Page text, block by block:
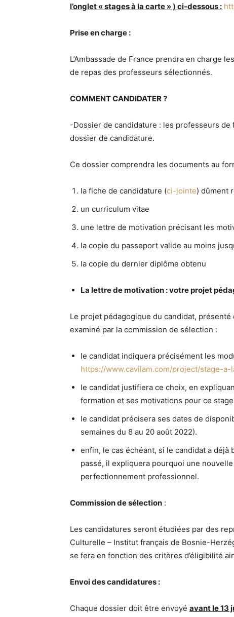
l’onglet « stages à la carte » ) ci-dessous :
Prise en charge :
L’Ambassade de France prendra en charge
de repas des professeurs sélectionnés.
COMMENT CANDIDATER ?
-Dossier de candidature : les professeurs
dossier de candidature.
Ce dossier comprendra les documents au
la fiche de candidature (ci-jointe) dûment
un curriculum vitae
une lettre de motivation précisant les
la copie du passeport valide au moins
la copie du dernier diplôme obtenu
La lettre de motivation : votre projet
Le projet pédagogique du candidat,
examiné par la commission de sélection :
le candidat indiquera précisément les
https://www.cavilam.com/project/stage-
le candidat justifiera ce choix, en
formation et ses motivations pour ce
le candidat précisera ses dates de
semaines du 8 au 20 août 2022).
enfin, le cas échéant, si le candidat a déjà
passé, il expliquera pourquoi une
perfectionnement professionnel.
Commission de sélection :
Les candidatures seront étudiées par des
Culturelle – Institut français de Bosnie-
se fera en fonction des critères d’éligibilité
Envoi des candidatures :
Chaque dossier doit être envoyé avant le 13